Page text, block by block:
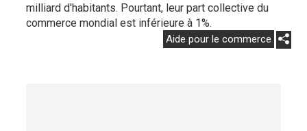
milliard d'habitants. Pourtant, leur part collective du
commerce mondial est inférieure à 1%.
Aide pour le commerce